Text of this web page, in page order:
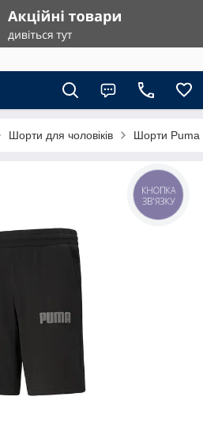
Шорти для чоловіків Шорти Puma
КНОПКА
ЗВ'ЯЗКУ